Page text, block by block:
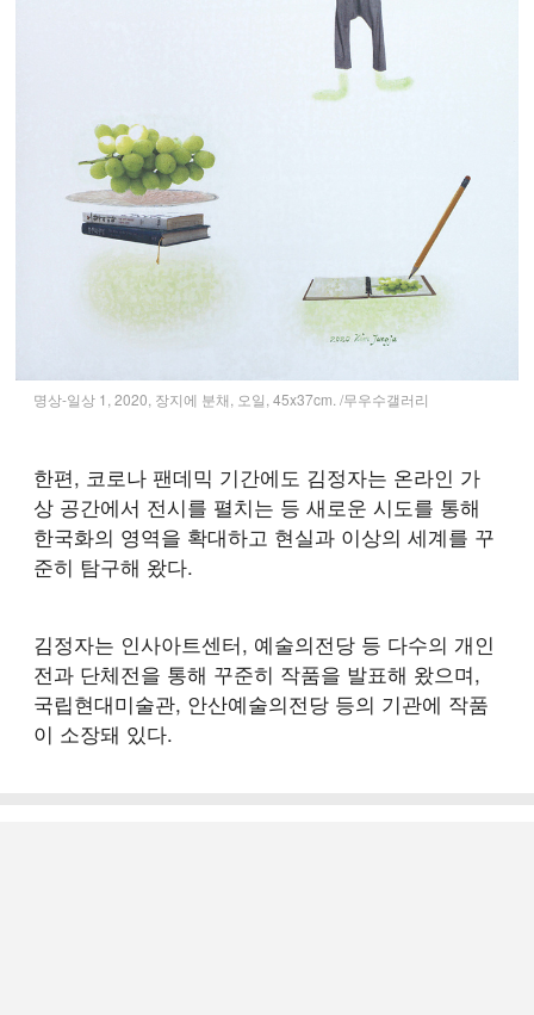
명상-일상 1, 2020, 장지에 분채, 오일, 45x37cm. /무우수갤러리
한편, 코로나 팬데믹 기간에도 김정자는 온라인 가
상 공간에서 전시를 펼치는 등 새로운 시도를 통해
한국화의 영역을 확대하고 현실과 이상의 세계를 꾸
준히 탐구해 왔다.
김정자는 인사아트센터, 예술의전당 등 다수의 개인
전과 단체전을 통해 꾸준히 작품을 발표해 왔으며,
국립현대미술관, 안산예술의전당 등의 기관에 작품
이 소장돼 있다.